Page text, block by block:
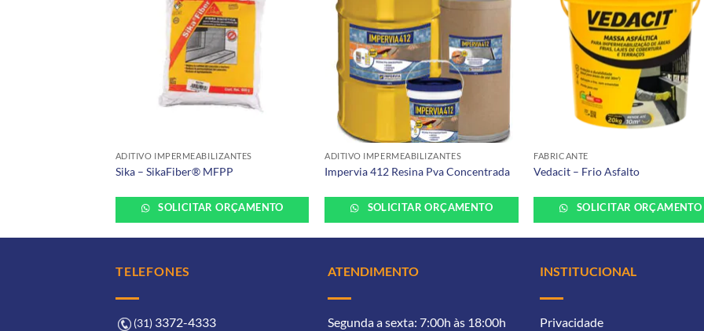
ADITIVO IMPERMEABILIZANTES
Sika – SikaFiber® MFPP
SOLICITAR ORÇAMENTO
+
ADITIVO IMPERMEABILIZANTES
Impervia 412 Resina Pva Concentrada
SOLICITAR ORÇAMENTO
FABRICANTE
Vedacit – Frio Asfalto
SOLICITAR ORÇAMENTO
TELEFONES
(31) 3372-4333ㅤ
ATENDIMENTO
Segunda a sexta: 7:00h às 18:00h
INSTITUCIONAL
Privacidade